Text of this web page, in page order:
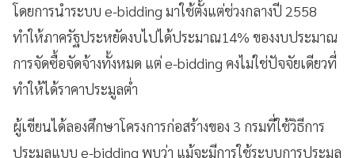
โดยการนำระบบ e-bidding มาใช้ตั้งแต่ช่วงกลางปี 2558
ทำให้ภาครัฐประหยัดงบไปได้ประมาณ14% ของงบประมาณ
การจัดซื้อจัดจ้างทั้งหมด แต่ e-bidding คงไม่ใช่ปัจจัยเดียวที่
ทำให้ได้ราคาประมูลต่ำ
ผู้เขียนได้ลองศึกษาโครงการก่อสร้างของ 3 กรมที่ใช้วิธีการ
ประมูลแบบ e-bidding พบว่า แม้จะมีการใช้ระบบการประมูล